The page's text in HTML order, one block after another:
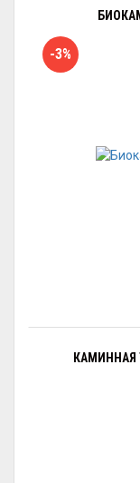
-3%
КАМИННАЯ